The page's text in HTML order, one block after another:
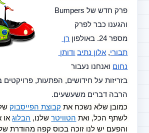
מספר 24. באולפון
תבורי, אלון נתיב
נחום
ואנחנו נעבור
הרבה דברים משעשעים.
כמובן שלא נשכח את קבוצת הפייסבוק
לשתף הכל, ואת הטוויטר שלנו, הבלוג או
והפעם יש לנו זוכה בכוס קפה מהודרת